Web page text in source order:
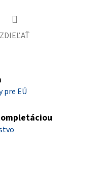
ZDIEĽAŤ
EÚ